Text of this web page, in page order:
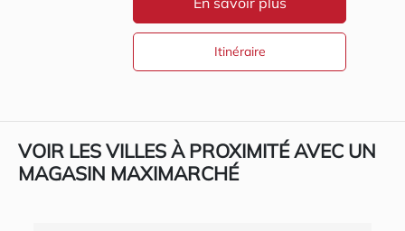
Itinéraire
VOIR LES VILLES À PROXIMITÉ AVEC UN
MAGASIN MAXIMARCHÉ